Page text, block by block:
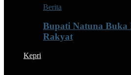
Berita
Bupati Natuna Buka
Rakyat
Kepri